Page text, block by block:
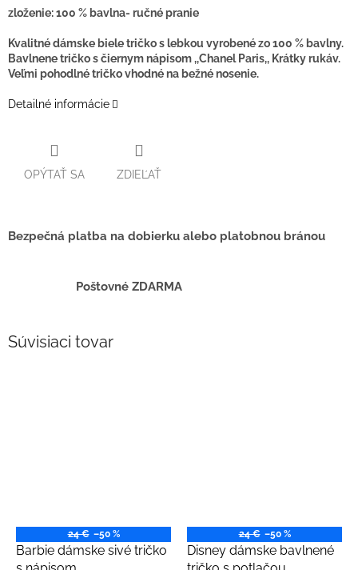
zloženie: 100 % bavlna- ručné pranie
Kvalitné dámske biele tričko s lebkou vyrobené zo 100 % bavlny.
Bavlnene tričko s čiernym nápisom ,,Chanel Paris,, Krátky rukáv.
Veľmi pohodlné tričko vhodné na bežné nosenie.
Detailné informácie
OPÝTAŤ SA ZDIEĽAŤ
Bezpečná platba na dobierku alebo platobnou bránou
Poštovné ZDARMA
Súvisiaci tovar
24 € –50 %
Barbie dámske sivé tričko
24 € –50 %
Disney dámske bavlnené